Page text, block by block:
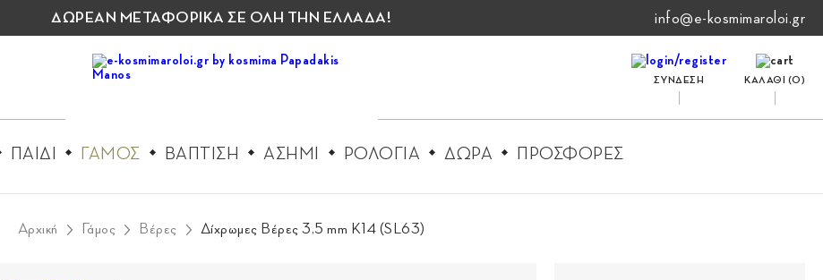
ΔΩΡΕΑΝ ΜΕΤΑΦΟΡΙΚΑ ΣΕ ΟΛΗ ΤΗΝ ΕΛΛΑΔΑ! info@e-kosmimaroloi.gr
ΣΥΝΔΕΣΗ ΚΑΛΑΘΙ (0)
ΠΑΙΔΙ ΓΑΜΟΣ ΒΑΠΤΙΣΗ ΑΣΗΜΙ ΡΟΛΟΓΙΑ ΔΩΡΑ ΠΡΟΣΦΟΡΕΣ
Αρχική Γάμος Βέρες Δίχρωμες Βέρες 3,5 mm Κ14 (SL63)